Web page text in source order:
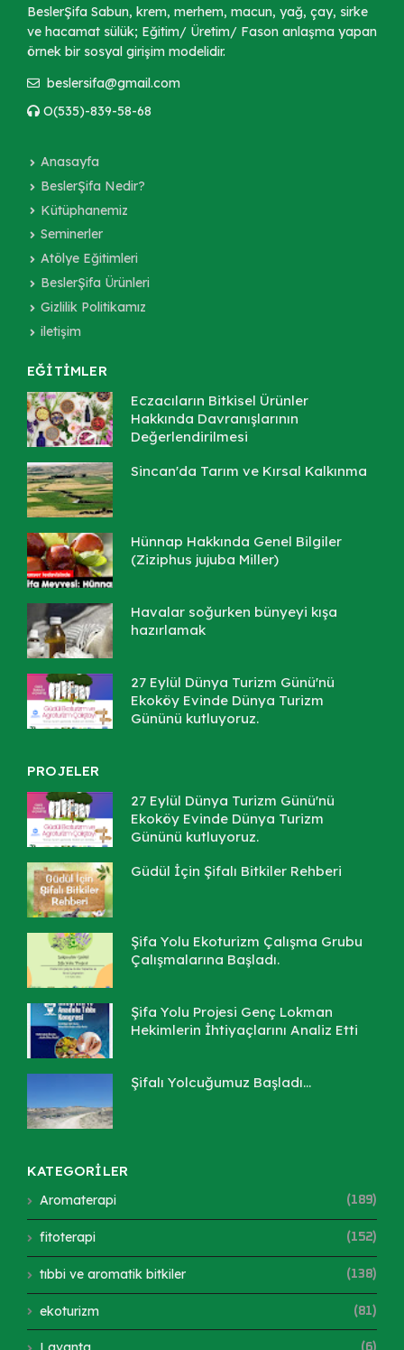
BeslerŞifa Sabun, krem, merhem, macun, yağ, çay, sirke
ve hacamat sülük; Eğitim/ Üretim/ Fason anlaşma yapan
örnek bir sosyal girişim modelidir.
beslersifa@gmail.com
O(535)-839-58-68
Anasayfa
BeslerŞifa Nedir?
Kütüphanemiz
Seminerler
Atölye Eğitimleri
BeslerŞifa Ürünleri
Gizlilik Politikamız
iletişim
EĞİTİMLER
Eczacıların Bitkisel Ürünler
Hakkında Davranışlarının
Değerlendirilmesi
Sincan'da Tarım ve Kırsal Kalkınma
Hünnap Hakkında Genel Bilgiler
(Ziziphus jujuba Miller)
Havalar soğurken bünyeyi kışa
hazırlamak
27 Eylül Dünya Turizm Günü'nü
Ekoköy Evinde Dünya Turizm
Gününü kutluyoruz.
PROJELER
27 Eylül Dünya Turizm Günü'nü
Ekoköy Evinde Dünya Turizm
Gününü kutluyoruz.
Güdül İçin Şifalı Bitkiler Rehberi
Şifa Yolu Ekoturizm Çalışma Grubu
Çalışmalarına Başladı.
Şifa Yolu Projesi Genç Lokman
Hekimlerin İhtiyaçlarını Analiz Etti
Şifalı Yolcuğumuz Başladı...
KATEGORİLER
Aromaterapi (189)
fitoterapi (152)
tıbbi ve aromatik bitkiler (138)
ekoturizm (81)